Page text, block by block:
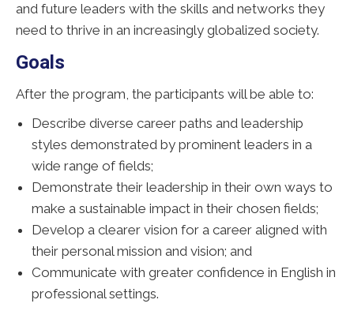
and future leaders with the skills and networks they
need to thrive in an increasingly globalized society.
Goals
After the program, the participants will be able to:
Describe diverse career paths and leadership
styles demonstrated by prominent leaders in a
wide range of fields;
Demonstrate their leadership in their own ways to
make a sustainable impact in their chosen fields;
Develop a clearer vision for a career aligned with
their personal mission and vision; and
Communicate with greater confidence in English in
professional settings.